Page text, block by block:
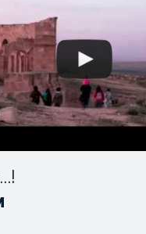
تحيا تونس...!